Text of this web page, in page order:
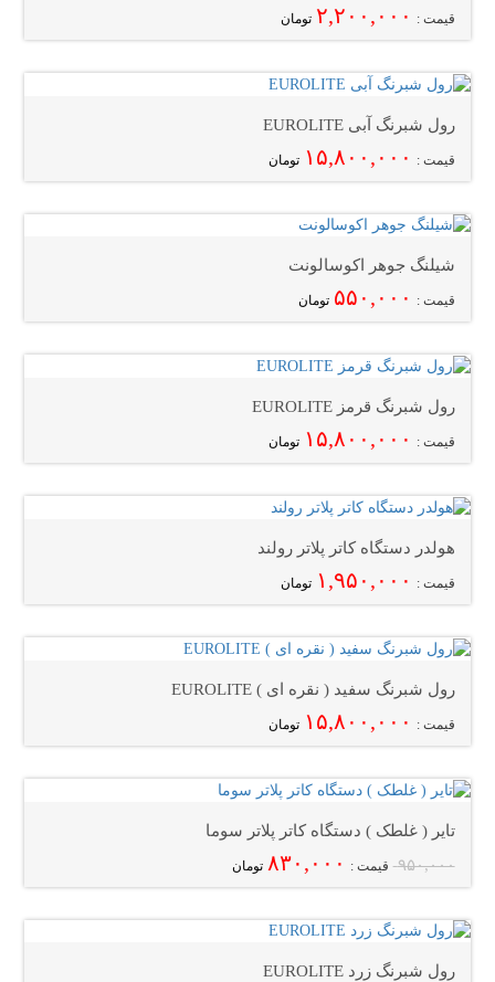
قیمت : ۲,۲۰۰,۰۰۰ تومان
رول شبرنگ آبی EUROLITE
قیمت : ۱۵,۸۰۰,۰۰۰ تومان
شیلنگ جوهر اکوسالونت
قیمت : ۵۵۰,۰۰۰ تومان
رول شبرنگ قرمز EUROLITE
قیمت : ۱۵,۸۰۰,۰۰۰ تومان
هولدر دستگاه کاتر پلاتر رولند
قیمت : ۱,۹۵۰,۰۰۰ تومان
رول شبرنگ سفید ( نقره ای ) EUROLITE
قیمت : ۱۵,۸۰۰,۰۰۰ تومان
تایر ( غلطک ) دستگاه کاتر پلاتر سوما
۹۵۰,۰۰۰
قیمت : ۸۳۰,۰۰۰ تومان
رول شبرنگ زرد EUROLITE